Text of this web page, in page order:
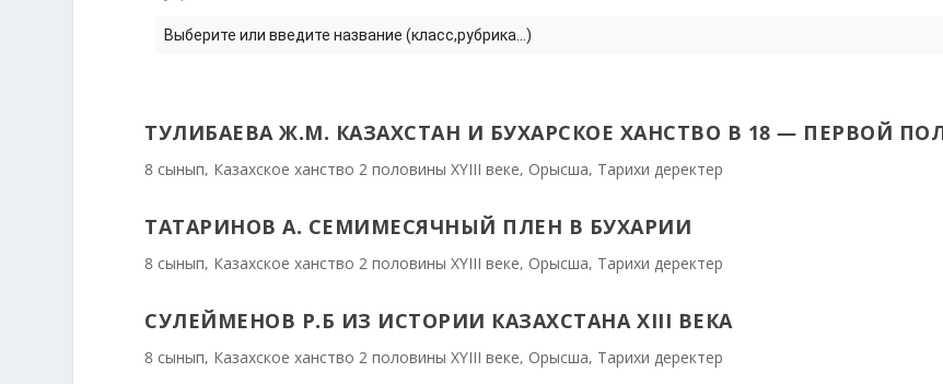
Выберите или введите название (класс,рубрика...)
ТУЛИБАЕВА Ж.М. КАЗАХСТАН И БУХАРСКОЕ ХАНСТВО В 18 — ПЕРВОЙ
8 сынып, Казахское ханство 2 половины ХҮІІІ веке, Орысша, Тарихи деректер
ТАТАРИНОВ А. СЕМИМЕСЯЧНЫЙ ПЛЕН В БУХАРИИ
8 сынып, Казахское ханство 2 половины ХҮІІІ веке, Орысша, Тарихи деректер
СУЛЕЙМЕНОВ Р.Б ИЗ ИСТОРИИ КАЗАХСТАНА ХҮІІІ ВЕКА
8 сынып, Казахское ханство 2 половины ХҮІІІ веке, Орысша, Тарихи деректер